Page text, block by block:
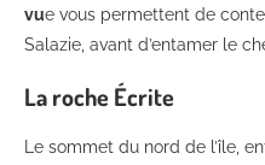
vue vous permettent de
Salazie, avant d’entamer le
La roche Écrite
Le sommet du nord de l’île,